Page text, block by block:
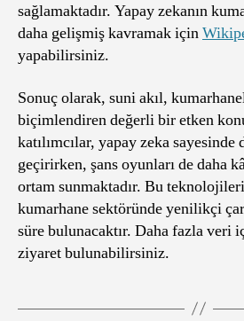
sağlamaktadır. Yapay zekanın
daha gelişmiş kavramak için
yapabilirsiniz.
Sonuç olarak, suni akıl,
biçimlendiren değerli bir etken
katılımcılar, yapay zeka
geçirirken, şans oyunları de daha
ortam sunmaktadır. Bu
kumarhane sektöründe yenilikçi
süre bulunacaktır. Daha fazla veri
ziyaret bulunabilirsiniz.